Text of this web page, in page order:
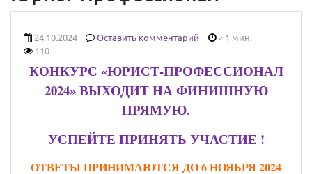
24.10.2024 Оставить комментарий
< 1 мин.
110
КОНКУРС «ЮРИСТ-ПРОФЕССИОНАЛ
2024» ВЫХОДИТ НА ФИНИШНУЮ
ПРЯМУЮ.
УСПЕЙТЕ ПРИНЯТЬ УЧАСТИЕ !
ОТВЕТЫ ПРИНИМАЮТСЯ ДО 6 НОЯБРЯ 2024